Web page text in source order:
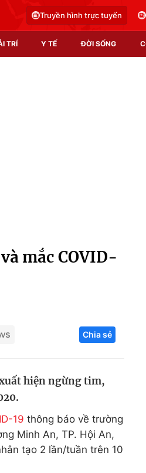
Truyền hình trực tuyến
TRÍ Y TẾ ĐỜI SỐNG
Infographic
Hitech Công nghệ
Thị trường
mắc COVID-
Chia sẻ
hiện ngừng tim,
19 thông báo về trường
Minh An, TP. Hội An,
tạo 2 lần/tuần trên 10